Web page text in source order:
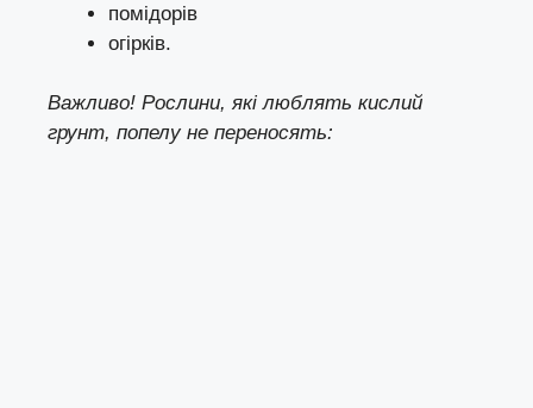
помідорів
огірків.
Важливо! Рослини, які люблять кислий
грунт, попелу не переносять: